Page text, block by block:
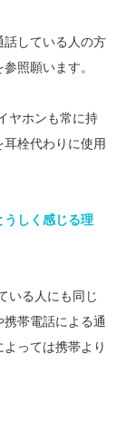
話している人の方
照願います。
ヤホンも常に持
栓代わりに使用
うしく感じる理
いる人にも同じ
帯電話による通
っては携帯より